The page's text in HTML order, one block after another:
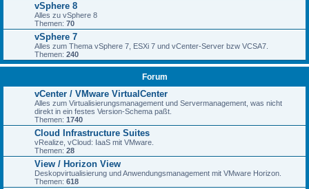
vSphere 8
Alles zu vSphere 8
Themen: 70
vSphere 7
Alles zum Thema vSphere 7, ESXi 7 und vCenter-Server bzw VCSA7.
Themen: 240
Forum
vCenter / VMware VirtualCenter
Alles zum Virtualisierungsmanagement und Servermanagement, was nicht
direkt in ein festes Version-Schema paßt.
Themen: 1740
Cloud Infrastructure Suites
vRealize, vCloud: IaaS mit VMware.
Themen: 28
View / Horizon View
Deskopvirtualisierung und Anwendungsmanagement mit VMware Horizon.
Themen: 618